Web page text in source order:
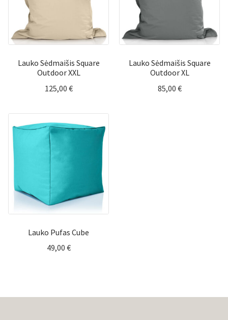
Lauko Sėdmaišis Square
Outdoor XXL
125,00 €
Lauko Sėdmaišis Square
Outdoor XL
85,00 €
Lauko Pufas Cube
49,00 €